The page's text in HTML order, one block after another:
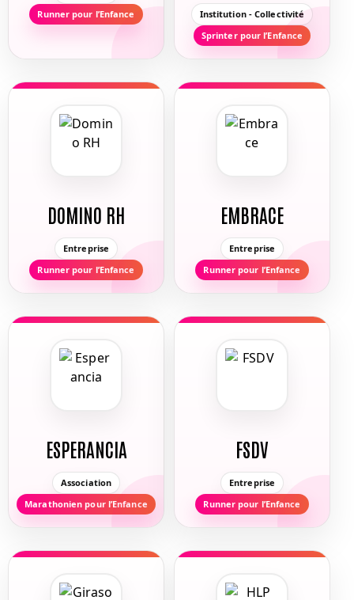
Runner pour l’Enfance
Institution - Collectivité
Sprinter pour l’Enfance
DOMINO RH
Entreprise
Runner pour l’Enfance
EMBRACE
Entreprise
Runner pour l’Enfance
ESPERANCIA
Association
Marathonien pour l’Enfance
FSDV
Entreprise
Runner pour l’Enfance